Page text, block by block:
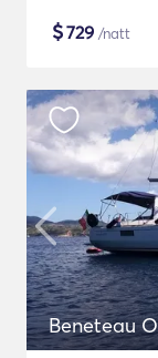
$729 /natt
Beneteau